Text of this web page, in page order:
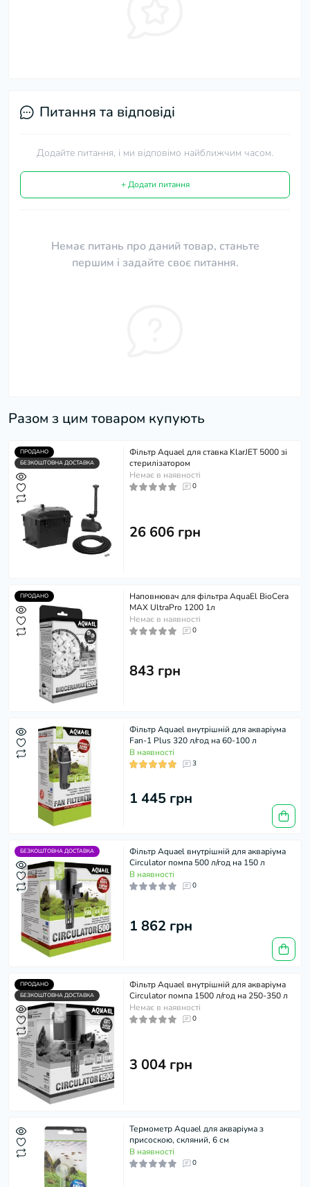
Питання та відповіді
Додайте питання, і ми відповімо найближчим часом.
+ Додати питання
Немає питань про даний товар, станьте
першим і задайте своє питання.
Разом з цим товаром купують
ПРОДАНО
БЕЗКОШТОВНА ДОСТАВКА
Фільтр Aquael для ставка KlarJET 5000 зі
стерилізатором
Немає в наявності
0
26 606 грн
ПРОДАНО
Наповнювач для фільтра AquaEl BioCera
MAX UltraPro 1200 1л
Немає в наявності
0
843 грн
Фільтр Aquael внутрішній для акваріума
Fan-1 Plus 320 л/год на 60-100 л
В наявності
3
1 445 грн
БЕЗКОШТОВНА ДОСТАВКА
Фільтр Aquael внутрішній для акваріума
Circulator помпа 500 л/год на 150 л
В наявності
0
1 862 грн
ПРОДАНО
БЕЗКОШТОВНА ДОСТАВКА
Фільтр Aquael внутрішній для акваріума
Circulator помпа 1500 л/год на 250-350 л
Немає в наявності
0
3 004 грн
Термометр Aquael для акваріума з
присоскою, скляний, 6 см
В наявності
0